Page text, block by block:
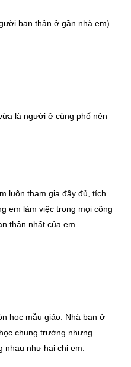
bạn thân ở gần nhà em)
là người ở cùng phố nên
luôn tham gia đầy đủ, tích
em làm việc trong mọi công
thân nhất của em.
học mẫu giáo. Nhà bạn ở
chung trường nhưng
nhau như hai chị em.